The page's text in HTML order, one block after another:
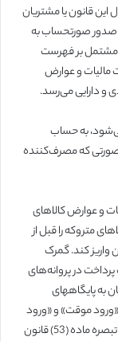
این قانون یا مشتریان
صدور صورتحساب به
مشتمل بر فهرست
و عوارض
و دارایی می‌رسد.
به حساب
صورتی که مصرف‌کننده
و عوارض کالاهای
متروکه را قبل از
کند. گمرک
در پروانه‌های
به پایگاههای
موقت» و «ورود
موقت برای پردازش»، تضمینات لازم را بر اساس مقررات تبصره ماده ‌(53) قانون